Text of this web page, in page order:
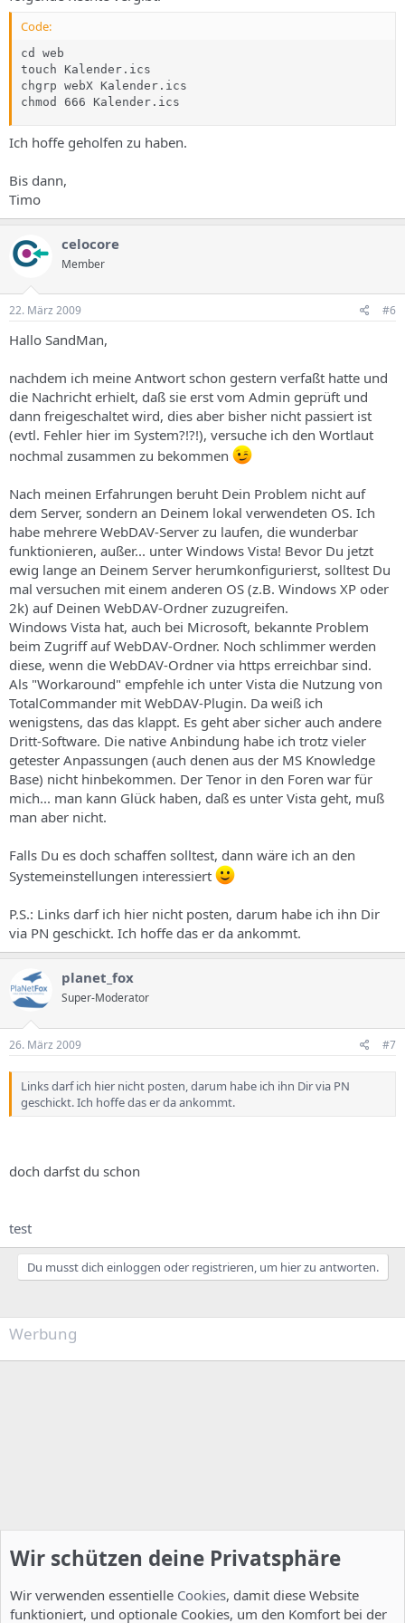
Code:
cd web
touch Kalender.ics
chgrp webX Kalender.ics
chmod 666 Kalender.ics
Ich hoffe geholfen zu haben.
Bis dann,
Timo
celocore
Member
22. März 2009 #6
Hallo SandMan,
nachdem ich meine Antwort schon gestern verfaßt hatte und
die Nachricht erhielt, daß sie erst vom Admin geprüft und
dann freigeschaltet wird, dies aber bisher nicht passiert ist
(evtl. Fehler hier im System?!?!), versuche ich den Wortlaut
nochmal zusammen zu bekommen
Nach meinen Erfahrungen beruht Dein Problem nicht auf
dem Server, sondern an Deinem lokal verwendeten OS. Ich
habe mehrere WebDAV-Server zu laufen, die wunderbar
funktionieren, außer... unter Windows Vista! Bevor Du jetzt
ewig lange an Deinem Server herumkonfigurierst, solltest Du
mal versuchen mit einem anderen OS (z.B. Windows XP oder
2k) auf Deinen WebDAV-Ordner zuzugreifen.
Windows Vista hat, auch bei Microsoft, bekannte Problem
beim Zugriff auf WebDAV-Ordner. Noch schlimmer werden
diese, wenn die WebDAV-Ordner via https erreichbar sind.
Als "Workaround" empfehle ich unter Vista die Nutzung von
TotalCommander mit WebDAV-Plugin. Da weiß ich
wenigstens, das das klappt. Es geht aber sicher auch andere
Dritt-Software. Die native Anbindung habe ich trotz vieler
getester Anpassungen (auch denen aus der MS Knowledge
Base) nicht hinbekommen. Der Tenor in den Foren war für
mich... man kann Glück haben, daß es unter Vista geht, muß
man aber nicht.
Falls Du es doch schaffen solltest, dann wäre ich an den
Systemeinstellungen interessiert
P.S.: Links darf ich hier nicht posten, darum habe ich ihn Dir
via PN geschickt. Ich hoffe das er da ankommt.
planet_fox
Super-Moderator
26. März 2009 #7
Links darf ich hier nicht posten, darum habe ich ihn Dir via PN
geschickt. Ich hoffe das er da ankommt.
doch darfst du schon
test
Du musst dich einloggen oder registrieren, um hier zu antworten.
Werbung
Wir schützen deine Privatsphäre
Wir verwenden essentielle Cookies, damit diese Website
funktioniert, und optionale Cookies, um den Komfort bei der